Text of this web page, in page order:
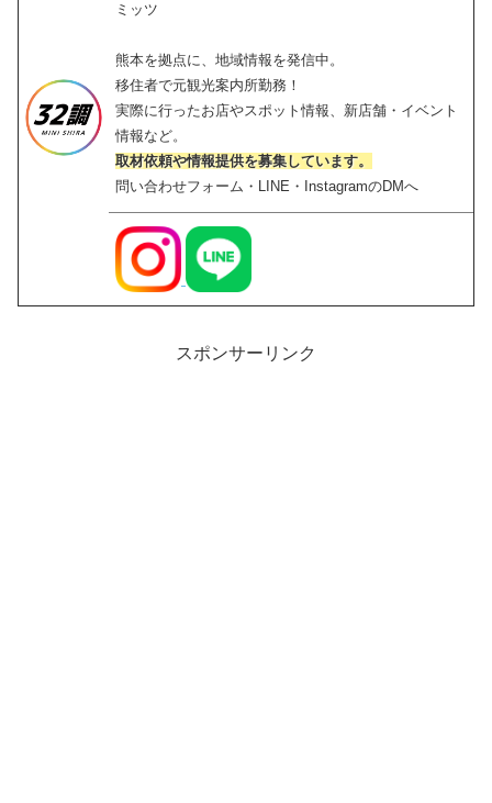
ミッツ
熊本を拠点に、地域情報を発信中。
移住者で元観光案内所勤務！
実際に行ったお店やスポット情報、新店舗・イベント
情報など。
取材依頼や情報提供を募集しています。
問い合わせフォーム・LINE・InstagramのDMへ
スポンサーリンク